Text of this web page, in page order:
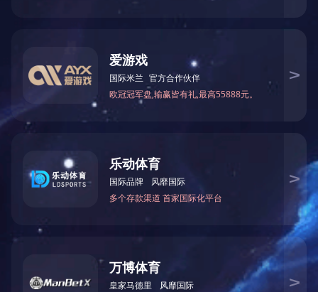
1300R-R/1000R-R/630R-R/630-R 底漆系列砂光机
下一篇：自动纵横修边锯